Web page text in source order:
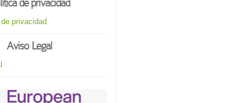
de privacidad
privacidad
Aviso Legal